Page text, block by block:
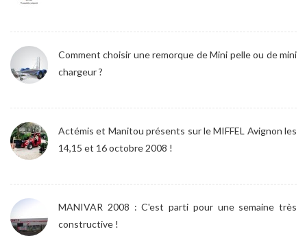
Comment choisir une remorque de Mini pelle ou de mini
chargeur ?
Actémis et Manitou présents sur le MIFFEL Avignon les
14,15 et 16 octobre 2008 !
MANIVAR 2008 : C'est parti pour une semaine très
constructive !